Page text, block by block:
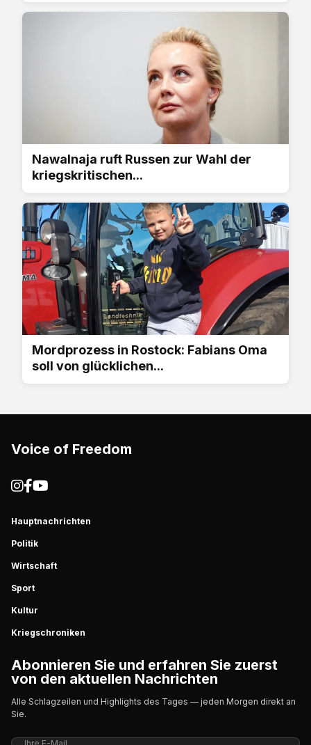
Nawalnaja ruft Russen zur Wahl der
kriegskritischen...
Mordprozess in Rostock: Fabians Oma
soll von glücklichen...
Voice of Freedom
Hauptnachrichten
Politik
Wirtschaft
Sport
Kultur
Kriegschroniken
Abonnieren Sie und erfahren Sie zuerst
von den aktuellen Nachrichten
Alle Schlagzeilen und Highlights des Tages — jeden Morgen direkt an
Sie.